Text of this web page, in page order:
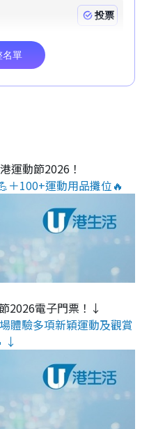
運動節2026！
＋100+運動用品攤位🔥
2026電子門票！↓
體驗多項新穎運動及觀賞
↓